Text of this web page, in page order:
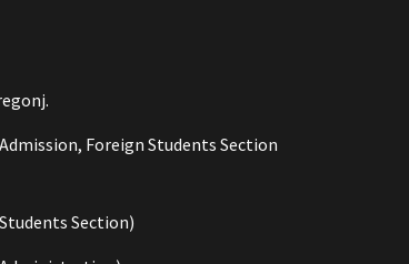
Foreign Students Section
Section)